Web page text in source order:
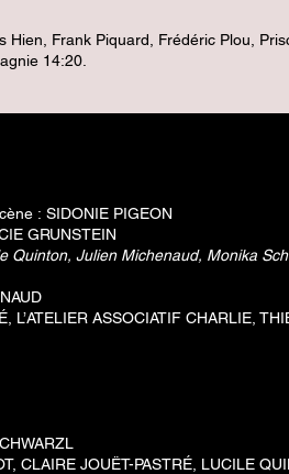
Frank Piquard, Frédéric Plou,
14:20.
: SIDONIE PIGEON
GRUNSTEIN
Quinton, Julien Michenaud, Monika
ASSOCIATIF CHARLIE,
CLAIRE JOUËT-PASTRÉ, LUCILE